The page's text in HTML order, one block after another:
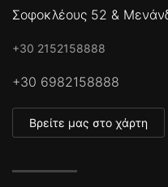
Σοφοκλέους 52 &
+30 2152158888
+30 6982158888
Βρείτε μας στο χάρτη